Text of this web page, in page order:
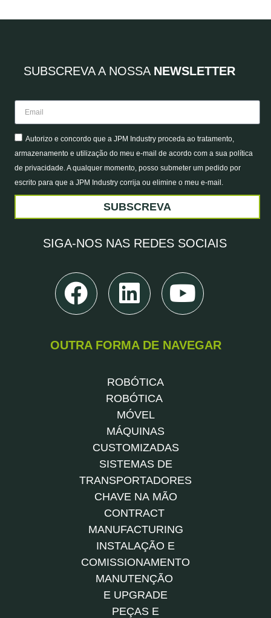
SUBSCREVA A NOSSA NEWSLETTER
Autorizo e concordo que a JPM Industry proceda ao tratamento,
armazenamento e utilização do meu e-mail de acordo com a sua política
de privacidade. A qualquer momento, posso submeter um pedido por
escrito para que a JPM Industry corrija ou elimine o meu e-mail.
SUBSCREVA
SIGA-NOS NAS REDES SOCIAIS
OUTRA FORMA DE NAVEGAR
ROBÓTICA
ROBÓTICA
MÓVEL
MÁQUINAS
CUSTOMIZADAS
SISTEMAS DE
TRANSPORTADORES
CHAVE NA MÃO
CONTRACT
MANUFACTURING
INSTALAÇÃO E
COMISSIONAMENTO
MANUTENÇÃO
E UPGRADE
PEÇAS E